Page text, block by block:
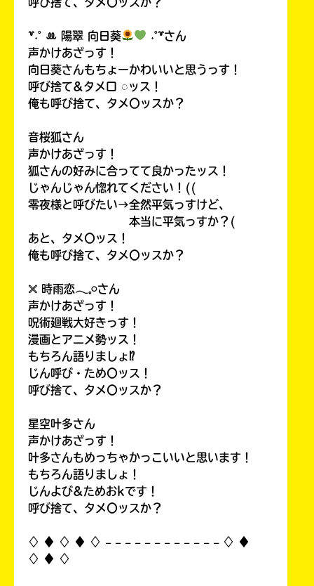
꒷˖˚ ꔛ‬ 陽翠 向日葵
˖˚꒷さん
声かけあざっす！
向日葵さんもちょーかわいいと思うっす！
呼び捨て&タメ口 ◌ッス！
俺も呼び捨て、タメ〇ッスか？
音桜狐さん
声かけあざっす！
狐さんの好みに合ってて良かったッス！
じゃんじゃん惚れてください！((
零夜様と呼びたい→全然平気っすけど、
本当に平気っすか？(
あと、タメ〇ッス！
俺も呼び捨て、タメ〇ッスか？
𓏴 時雨恋𓂃𓈒𓏸さん
声かけあざっす！
呪術廻戦大好きっす！
漫画とアニメ勢ッス！
もちろん語りましょ⁉
じん呼び・ため〇ッス！
呼び捨て、タメ〇ッスか？
星空叶多さん
声かけあざっす！
叶多さんもめっちゃかっこいいと思います！
もちろん語りましょ！
じんよび&ためおkです！
呼び捨て、タメ〇ッスか？
♢ ♦︎ ♢ ♦︎ ♢ 𓐄 𓐄 𓐄 𓐄 𓐄 𓐄 𓐄 𓐄 𓐄 𓐄 𓐄 𓐄 ♢ ♦︎
♢ ♦︎ ♢